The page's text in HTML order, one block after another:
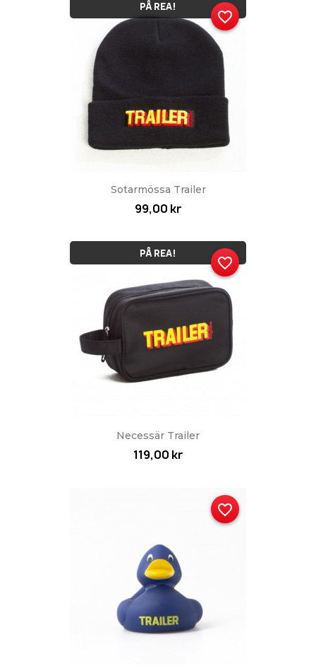
Sotarmössa Trailer
99,00 kr
PÅ REA!
favorite_border
Necessär Trailer
119,00 kr
PÅ REA!
favorite_border
favorite_border